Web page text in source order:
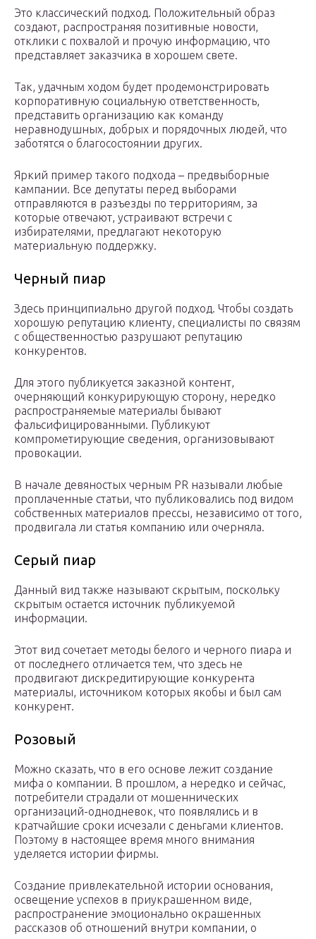
Это классический подход. Положительный образ
создают, распространяя позитивные новости,
отклики с похвалой и прочую информацию, что
представляет заказчика в хорошем свете.
Так, удачным ходом будет продемонстрировать
корпоративную социальную ответственность,
представить организацию как команду
неравнодушных, добрых и порядочных людей, что
заботятся о благосостоянии других.
Яркий пример такого подхода – предвыборные
кампании. Все депутаты перед выборами
отправляются в разъезды по территориям, за
которые отвечают, устраивают встречи с
избирателями, предлагают некоторую
материальную поддержку.
Черный пиар
Здесь принципиально другой подход. Чтобы создать
хорошую репутацию клиенту, специалисты по связям
с общественностью разрушают репутацию
конкурентов.
Для этого публикуется заказной контент,
очерняющий конкурирующую сторону, нередко
распространяемые материалы бывают
фальсифицированными. Публикуют
компрометирующие сведения, организовывают
провокации.
В начале девяностых черным PR называли любые
проплаченные статьи, что публиковались под видом
собственных материалов прессы, независимо от того,
продвигала ли статья компанию или очерняла.
Серый пиар
Данный вид также называют скрытым, поскольку
скрытым остается источник публикуемой
информации.
Этот вид сочетает методы белого и черного пиара и
от последнего отличается тем, что здесь не
продвигают дискредитирующие конкурента
материалы, источником которых якобы и был сам
конкурент.
Розовый
Можно сказать, что в его основе лежит создание
мифа о компании. В прошлом, а нередко и сейчас,
потребители страдали от мошеннических
организаций-однодневок, что появлялись и в
кратчайшие сроки исчезали с деньгами клиентов.
Поэтому в настоящее время много внимания
уделяется истории фирмы.
Создание привлекательной истории основания,
освещение успехов в приукрашенном виде,
распространение эмоционально окрашенных
рассказов об отношений внутри компании, о